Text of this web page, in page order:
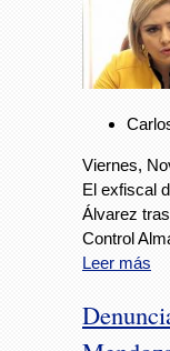
Viernes,
El exfiscal
Álvarez
Control
Leer más